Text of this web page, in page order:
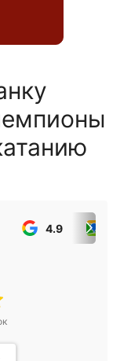
4.9